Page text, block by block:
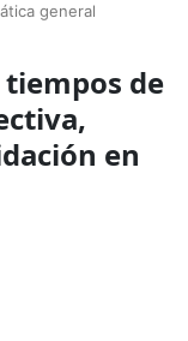
general
de
en